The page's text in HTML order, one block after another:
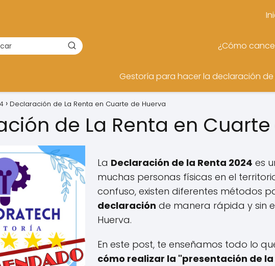
¿Cómo
Gestoría para hacer la declaración de
Declaración de La Renta en Cuarte de Huerva
de La Renta en
La Declaración de la Renta 2024 es
muchas personas físicas en el
confuso, existen diferentes métodos
declaración de manera rápida y sin
Huerva.
En este post, te enseñamos todo lo
cómo realizar la "presentación de